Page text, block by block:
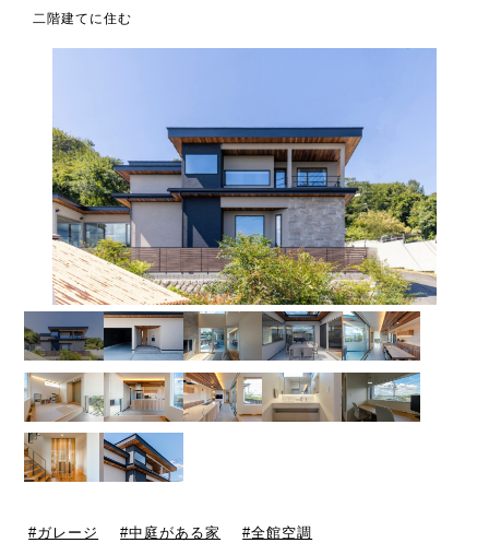
二階建てに住む
ガレージ 中庭がある家 全館空調